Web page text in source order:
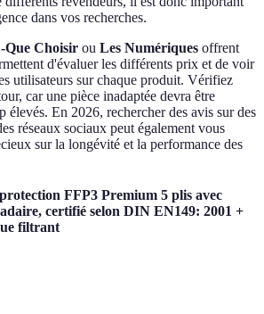
dans vos recherches.
Que Choisir ou Les Numériques offrent
d'évaluer les différents prix et de voir
utilisateurs sur chaque produit. Vérifiez
car une pièce inadaptée devra être
élevés. En 2026, rechercher des avis sur des
réseaux sociaux peut également vous
sur la longévité et la performance des
FFP3 Premium 5 plis avec
certifié selon DIN EN149: 2001 +
filtrant